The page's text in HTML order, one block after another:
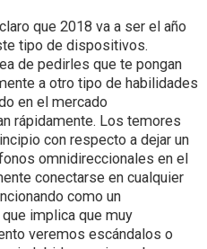
que 2018 va a ser el año
tipo de dispositivos.
de pedirles que te pongan
a otro tipo de habilidades
en el mercado
rápidamente. Los temores
con respecto a dejar un
omnidireccionales en el
conectarse en cualquier
como un
implica que muy
veremos escándalos o